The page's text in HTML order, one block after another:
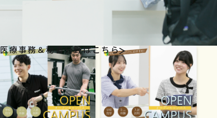
医療事務＆秘書分野はこちら